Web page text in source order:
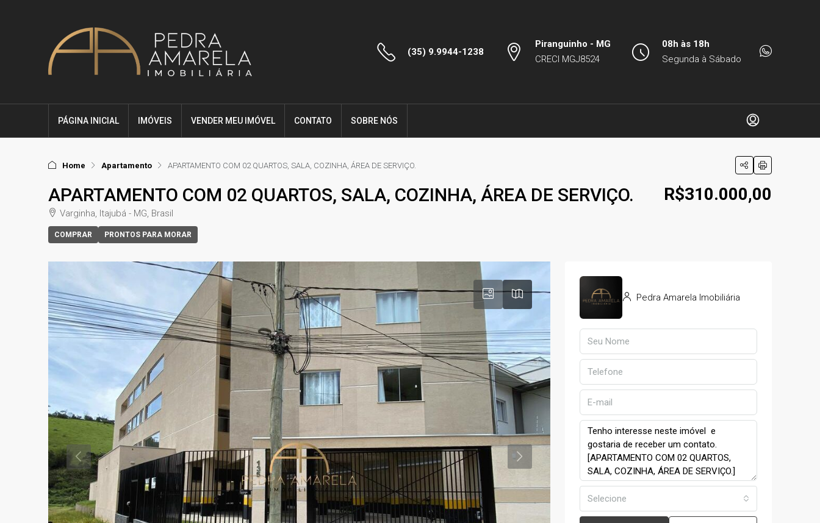
(35) 9.9944-1238
Piranguinho - MG
CRECI MGJ8524
08h às 18h
Segunda à Sábado
PÁGINA INICIAL IMÓVEIS VENDER MEU IMÓVEL CONTATO SOBRE NÓS
Home Apartamento APARTAMENTO COM 02 QUARTOS, SALA, COZINHA, ÁREA DE SERVIÇO.
APARTAMENTO COM 02 QUARTOS, SALA, COZINHA, ÁREA DE SERVIÇO.
Varginha, Itajubá - MG, Brasil
COMPRAR PRONTOS PARA MORAR
R$310.000,00
Pedra Amarela Imobiliária
Selecione